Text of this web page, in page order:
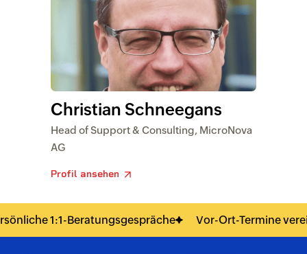
Christian Schneegans
Head of Support & Consulting, MicroNova
AG
Profil ansehen
Austausch mit Fachkollegen Persönliche